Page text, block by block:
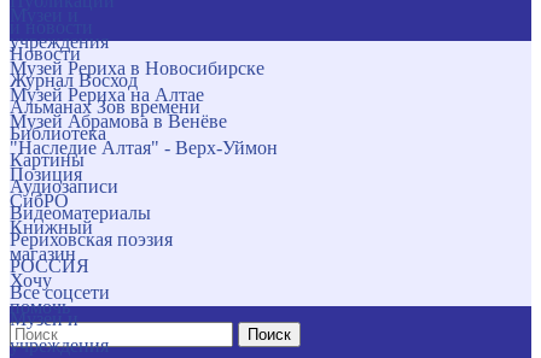
учреждения
Музей Рериха в Новосибирске
Музей Рериха на Алтае
Музей Абрамова в Венёве
"Наследие Алтая" - Верх-Уймон
Позиция
СибРО
Книжный
магазин
Хочу
помочь
Поиск
Новости
Журнал Восход
Альманах Зов времени
Библиотека
Картины
Аудиозаписи
Видеоматериалы
Рериховская поэзия
РОССИЯ
Все соцсети
Музеи и
учреждения